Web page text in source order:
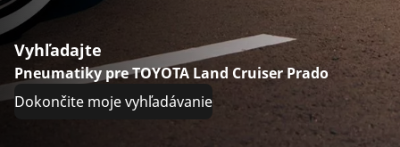
Vyhľadajte
Pneumatiky pre TOYOTA Land Cruiser Prado
Dokončite moje vyhľadávanie